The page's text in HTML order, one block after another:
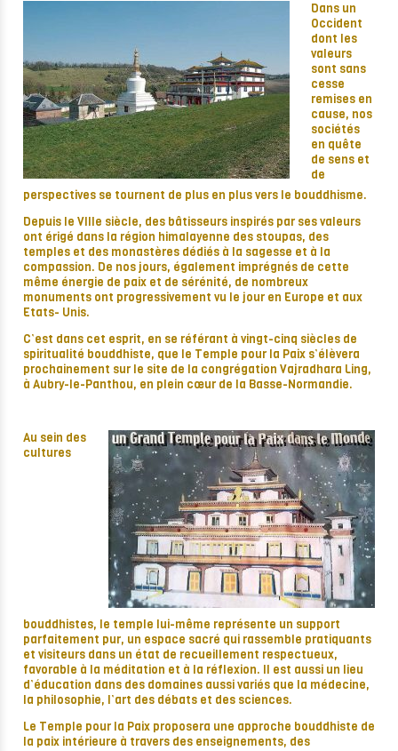
Dans un
Occident
dont les
valeurs
sont sans
cesse
remises en
cause, nos
sociétés
en quête
de sens et
de
perspectives se tournent de plus en plus vers le bouddhisme.
Depuis le VIIIe siècle, des bâtisseurs inspirés par ses valeurs
ont érigé dans la région himalayenne des stoupas, des
temples et des monastères dédiés à la sagesse et à la
compassion. De nos jours, également imprégnés de cette
même énergie de paix et de sérénité, de nombreux
monuments ont progressivement vu le jour en Europe et aux
Etats- Unis.
C’est dans cet esprit, en se référant à vingt-cinq siècles de
spiritualité bouddhiste, que le Temple pour la Paix s’élèvera
prochainement sur le site de la congrégation Vajradhara Ling,
à Aubry-le-Panthou, en plein cœur de la Basse-Normandie.
Au sein des
cultures
bouddhistes, le temple lui-même représente un support
parfaitement pur, un espace sacré qui rassemble pratiquants
et visiteurs dans un état de recueillement respectueux,
favorable à la méditation et à la réflexion. Il est aussi un lieu
d’éducation dans des domaines aussi variés que la médecine,
la philosophie, l’art des débats et des sciences.
Le Temple pour la Paix proposera une approche bouddhiste de
la paix intérieure à travers des enseignements, des